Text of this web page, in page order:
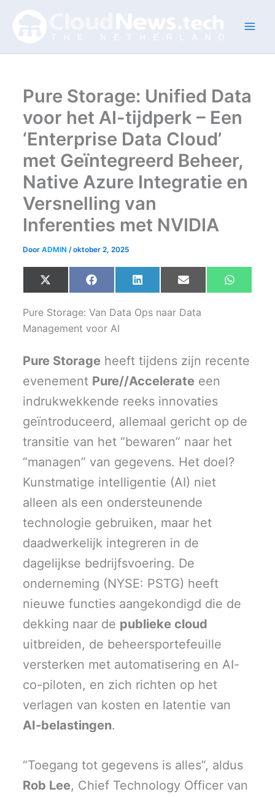
inhoud
Pure Storage: Unified Data
voor het AI-tijdperk – Een
‘Enterprise Data Cloud’
met Geïntegreerd Beheer,
Native Azure Integratie en
Versnelling van
Inferenties met NVIDIA
DoorADMIN/oktober 2, 2025
Share
on
X
(
w
i
t
t
)
Share
on
F
a
e
b
o
o
Share
on
L
i
k
e
Share
on
E
m
i
l
Share
on
W
h
Pure Storage: Van Data Ops naar Data
Management voor AI
Pure Storage heeft tijdens zijn recente
evenement Pure//Accelerate een
indrukwekkende reeks innovaties
geïntroduceerd, allemaal gericht op de
transitie van het “bewaren” naar het
“managen” van gegevens. Het doel?
Kunstmatige intelligentie (AI) niet
alleen als een ondersteunende
technologie gebruiken, maar het
daadwerkelijk integreren in de
dagelijkse bedrijfsvoering. De
onderneming (NYSE: PSTG) heeft
nieuwe functies aangekondigd die de
dekking naar de publieke cloud
uitbreiden, de beheersportefeuille
versterken met automatisering en AI-
co-piloten, en zich richten op het
verlagen van kosten en latentie van
AI-belastingen.
“Toegang tot gegevens is alles”, aldus
Rob Lee, Chief Technology Officer van